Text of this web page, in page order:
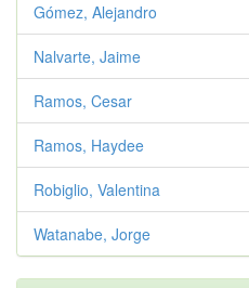
Gómez, Alejandro
Nalvarte, Jaime
Ramos, Cesar
Ramos, Haydee
Robiglio, Valentina
Watanabe, Jorge